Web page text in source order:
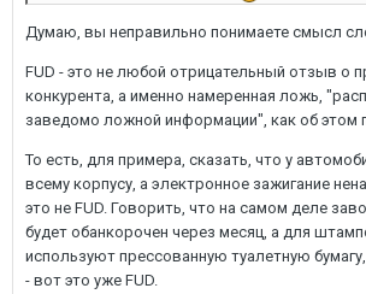
Думаю, вы неправильно понимаете смысл
FUD - это не любой отрицательный отзыв о
конкурента, а именно намеренная ложь,
заведомо ложной информации", как об этом
То есть, для примера, сказать, что у
всему корпусу, а электронное зажигание
это не FUD. Говорить, что на самом деле
будет обанкорочен через месяц, а для
используют прессованную туалетную
- вот это уже FUD.